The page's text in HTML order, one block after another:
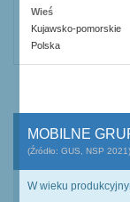
Wieś
Kujawsko-pomorskie
Polska
MOBILNE
(Źródło: GUS, NSP 2021)
W wieku